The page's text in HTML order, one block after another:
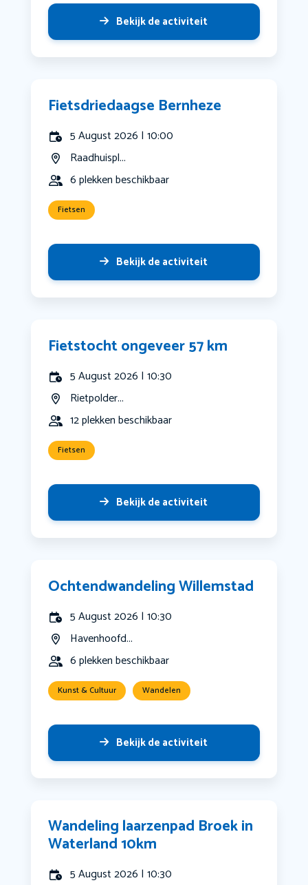
Bekijk de activiteit
Fietsdriedaagse Bernheze
5 August 2026 | 10:00
Raadhuispl...
6 plekken beschikbaar
Fietsen
Bekijk de activiteit
Fietstocht ongeveer 57 km
5 August 2026 | 10:30
Rietpolder...
12 plekken beschikbaar
Fietsen
Bekijk de activiteit
Ochtendwandeling Willemstad
5 August 2026 | 10:30
Havenhoofd...
6 plekken beschikbaar
Kunst & Cultuur Wandelen
Bekijk de activiteit
Wandeling laarzenpad Broek in
Waterland 10km
5 August 2026 | 10:30